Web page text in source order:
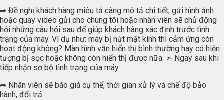
➦ Đề nghị khách hàng miêu tả càng mô tả chi tiết, gửi hình ảnh
hoặc quay video gửi cho chúng tôi hoặc nhân viên sẽ chủ động
hỏi những câu hỏi sau để giúp khách hàng xác định trước tình
trạng của máy. Ví dụ như: máy bị nứt mặt kính thì cảm ứng còn
hoạt động không? Màn hình vẫn hiển thị bình thường hay có hiện
tượng bị sọc hoặc không còn hiển thị được nữa. ➣ Ngay sau khi
tiếp nhận sơ bộ tình trạng của máy
➦ Nhân viên sẽ báo giá cụ thể, thời gian xử lý và chế độ bảo
hành, đổi trả